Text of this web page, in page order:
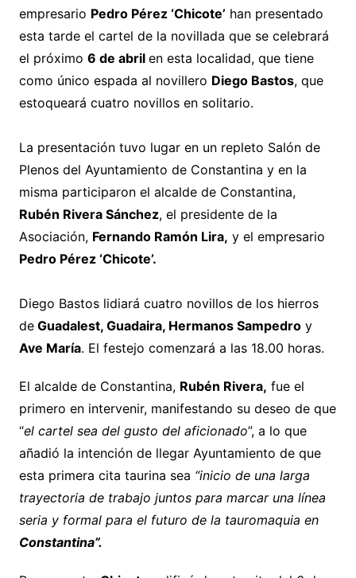
empresario Pedro Pérez ‘Chicote’ han presentado
esta tarde el cartel de la novillada que se celebrará
el próximo 6 de abril en esta localidad, que tiene
como único espada al novillero Diego Bastos, que
estoqueará cuatro novillos en solitario.
La presentación tuvo lugar en un repleto Salón de
Plenos del Ayuntamiento de Constantina y en la
misma participaron el alcalde de Constantina,
Rubén Rivera Sánchez, el presidente de la
Asociación, Fernando Ramón Lira, y el empresario
Pedro Pérez ‘Chicote’.
Diego Bastos lidiará cuatro novillos de los hierros
deGuadalest, Guadaira, Hermanos Sampedroy
Ave María. El festejo comenzará a las 18.00 horas.
El alcalde de Constantina, Rubén Rivera, fue el
primero en intervenir, manifestando su deseo de que
“el cartel sea del gusto del aficionado”, a lo que
añadió la intención de llegar Ayuntamiento de que
esta primera cita taurina sea “inicio de una larga
trayectoria de trabajo juntos para marcar una línea
seria y formal para el futuro de la tauromaquia en
Constantina”.